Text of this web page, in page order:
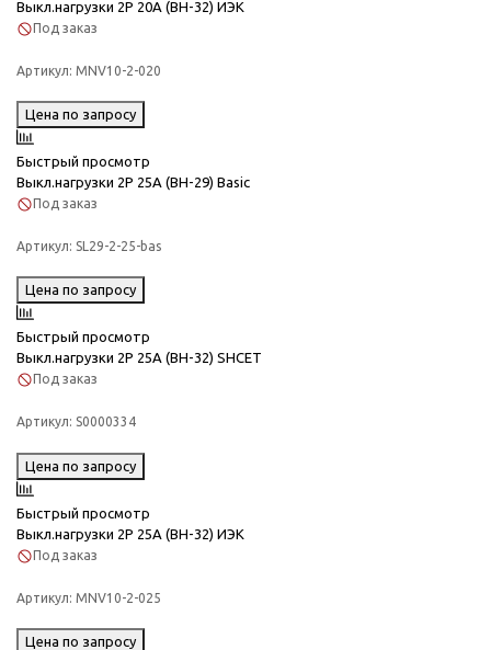
Выкл.нагрузки 2Р 20А (ВН-32) ИЭК
Под заказ
Артикул: MNV10-2-020
Цена по запросу
Быстрый просмотр
Выкл.нагрузки 2Р 25А (ВН-29) Basic
Под заказ
Артикул: SL29-2-25-bas
Цена по запросу
Быстрый просмотр
Выкл.нагрузки 2Р 25А (ВН-32) SHCET
Под заказ
Артикул: S0000334
Цена по запросу
Быстрый просмотр
Выкл.нагрузки 2Р 25А (ВН-32) ИЭК
Под заказ
Артикул: MNV10-2-025
Цена по запросу